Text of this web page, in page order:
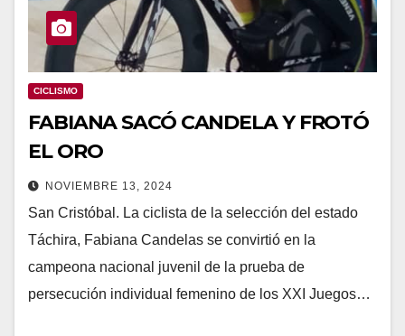
CICLISMO
FABIANA SACÓ CANDELA Y FROTÓ
EL ORO
NOVIEMBRE 13, 2024
San Cristóbal. La ciclista de la selección del estado
Táchira, Fabiana Candelas se convirtió en la
campeona nacional juvenil de la prueba de
persecución individual femenino de los XXI Juegos…